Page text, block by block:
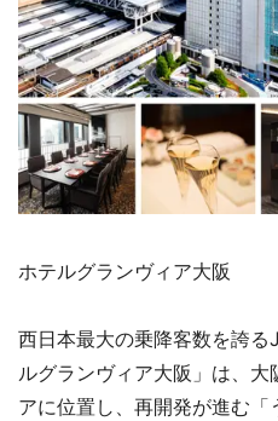
ホテルグランヴィア大阪
西日本最大の乗降客数を誇
ルグランヴィア大阪」は、
アに位置し、再開発が進む